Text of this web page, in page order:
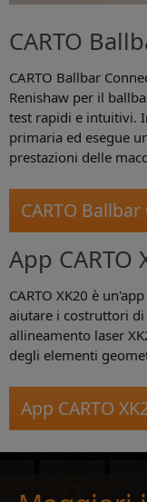
CARTO
CARTO Ballbar
Renishaw per il
test rapidi e intuitivi.
primaria ed esegue
prestazioni delle
CARTO
App CARTO
CARTO XK20 è
aiutare i costruttori
allineamento laser
degli elementi
App CARTO